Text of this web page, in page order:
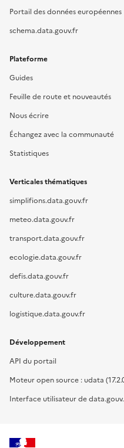
Portail des données européennes
schema.data.gouv.fr
Plateforme
Guides
Feuille de route et nouveautés
Nous écrire
Échangez avec la communauté
Statistiques
Verticales thématiques
simplifions.data.gouv.fr
meteo.data.gouv.fr
transport.data.gouv.fr
ecologie.data.gouv.fr
defis.data.gouv.fr
culture.data.gouv.fr
logistique.data.gouv.fr
Développement
API du portail
Moteur open source : udata
Interface utilisateur de